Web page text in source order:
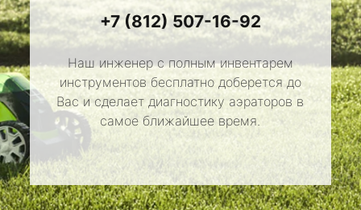
+7 (812) 507-16-92
Наш инженер с полным инвентарем
инструментов бесплатно доберется до
Вас и сделает диагностику аэраторов в
самое ближайшее время.